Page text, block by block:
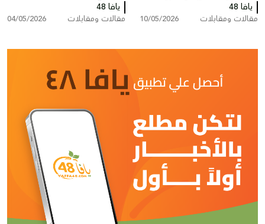
حسام"
يافا 48
مقالات ومقابلات 10/05/2026
يافا 48
مقالات ومقابلات 04/05/2026